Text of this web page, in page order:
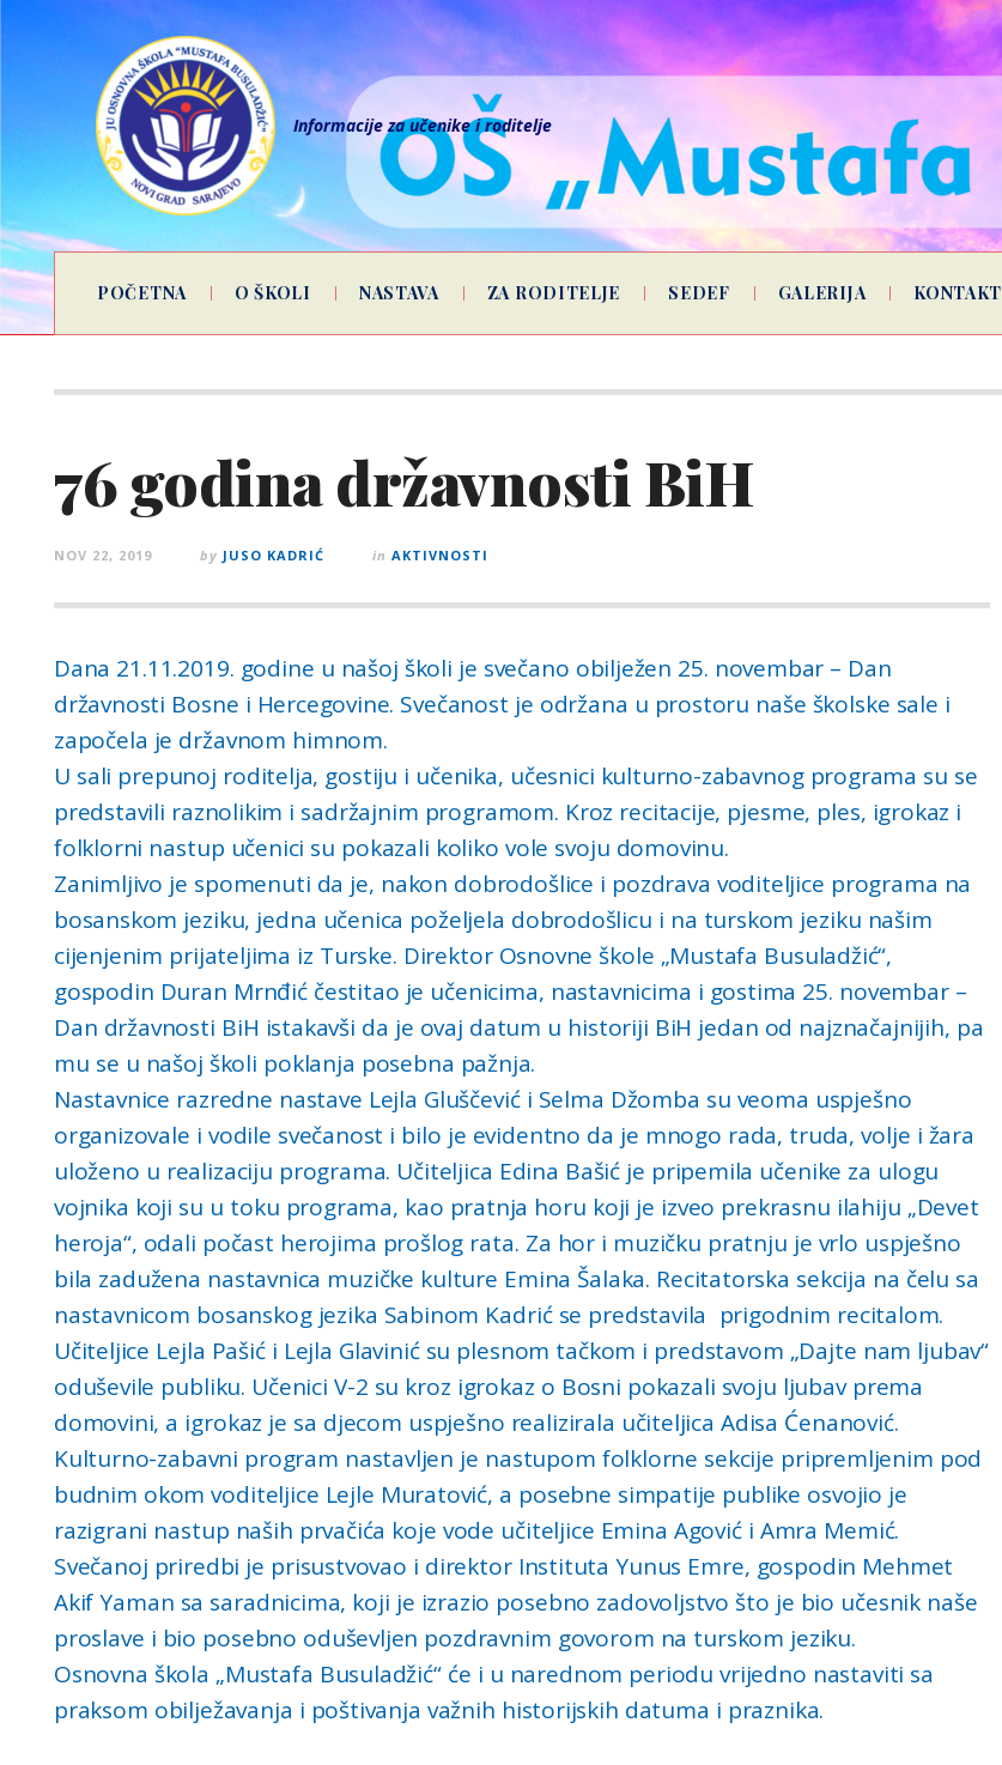
Informacije za učenike i roditelje
POČETNA O ŠKOLI NASTAVA ZA RODITELJE SEDEF GALERIJA KONTAKT
76 godina državnosti BiH
NOV 22, 2019 by JUSO KADRIĆ in AKTIVNOSTI
Dana 21.11.2019. godine u našoj školi je svečano obilježen 25. novembar – Dan
državnosti Bosne i Hercegovine. Svečanost je održana u prostoru naše školske sale i
započela je državnom himnom.
U sali prepunoj roditelja, gostiju i učenika, učesnici kulturno-zabavnog programa su se
predstavili raznolikim i sadržajnim programom. Kroz recitacije, pjesme, ples, igrokaz i
folklorni nastup učenici su pokazali koliko vole svoju domovinu.
Zanimljivo je spomenuti da je, nakon dobrodošlice i pozdrava voditeljice programa na
bosanskom jeziku, jedna učenica poželjela dobrodošlicu i na turskom jeziku našim
cijenjenim prijateljima iz Turske. Direktor Osnovne škole „Mustafa Busuladžić“,
gospodin Duran Mrnđić čestitao je učenicima, nastavnicima i gostima 25. novembar –
Dan državnosti BiH istakavši da je ovaj datum u historiji BiH jedan od najznačajnijih, pa
mu se u našoj školi poklanja posebna pažnja.
Nastavnice razredne nastave Lejla Gluščević i Selma Džomba su veoma uspješno
organizovale i vodile svečanost i bilo je evidentno da je mnogo rada, truda, volje i žara
uloženo u realizaciju programa. Učiteljica Edina Bašić je pripemila učenike za ulogu
vojnika koji su u toku programa, kao pratnja horu koji je izveo prekrasnu ilahiju „Devet
heroja“, odali počast herojima prošlog rata. Za hor i muzičku pratnju je vrlo uspješno
bila zadužena nastavnica muzičke kulture Emina Šalaka. Recitatorska sekcija na čelu sa
nastavnicom bosanskog jezika Sabinom Kadrić se predstavila prigodnim recitalom.
Učiteljice Lejla Pašić i Lejla Glavinić su plesnom tačkom i predstavom „Dajte nam ljubav“
oduševile publiku. Učenici V-2 su kroz igrokaz o Bosni pokazali svoju ljubav prema
domovini, a igrokaz je sa djecom uspješno realizirala učiteljica Adisa Ćenanović.
Kulturno-zabavni program nastavljen je nastupom folklorne sekcije pripremljenim pod
budnim okom voditeljice Lejle Muratović, a posebne simpatije publike osvojio je
razigrani nastup naših prvačića koje vode učiteljice Emina Agović i Amra Memić.
Svečanoj priredbi je prisustvovao i direktor Instituta Yunus Emre, gospodin Mehmet
Akif Yaman sa saradnicima, koji je izrazio posebno zadovoljstvo što je bio učesnik naše
proslave i bio posebno oduševljen pozdravnim govorom na turskom jeziku.
Osnovna škola „Mustafa Busuladžić“ će i u narednom periodu vrijedno nastaviti sa
praksom obilježavanja i poštivanja važnih historijskih datuma i praznika.